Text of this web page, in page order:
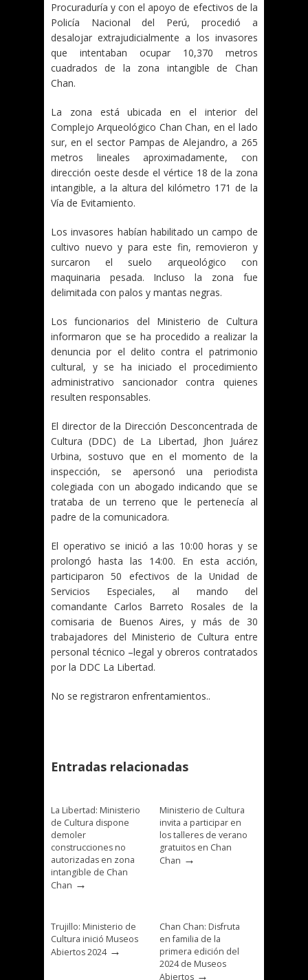
Procuraduría y con el apoyo de efectivos de la
Policía Nacional del Perú, procedió a
desalojar extrajudicialmente a los invasores
que intentaban ocupar 10,370 metros
cuadrados de la zona intangible de Chan
Chan.
La zona está ubicada en el interior del
Complejo Arqueológico Chan Chan, en el lado
sur, en el sector Pampas de Alejandro, a 265
metros lineales aproximadamente, con
dirección oeste desde el vértice 18 de la zona
intangible, a la altura del kilómetro 171 de la
Vía de Evitamiento.
Los invasores habían habilitado un campo de
cultivo nuevo y para este fin, removieron y
surcaron el suelo arqueológico con
maquinaria pesada. Incluso la zona fue
delimitada con palos y mantas negras.
Los funcionarios del Ministerio de Cultura
informaron que se ha procedido a realizar la
denuncia por el delito contra el patrimonio
cultural, y se ha iniciado el procedimiento
administrativo sancionador contra quienes
resulten responsables.
El director de la Dirección Desconcentrada de
Cultura (DDC) de La Libertad, Jhon Juárez
Urbina, sostuvo que en el momento de la
inspección, se apersonó una periodista
colegiada con un abogado indicando que se
trataba de un terreno que le pertenecía al
padre de la comunicadora.
El operativo se inició a las 10:00 horas y se
prolongó hasta las 14:00. En esta acción,
participaron 50 efectivos de la Unidad de
Servicios Especiales, al mando del
comandante Carlos Barreto Rosales de la
comisaria de Buenos Aires, y más de 30
trabajadores del Ministerio de Cultura entre
personal técnico –legal y obreros contratados
por la DDC La Libertad.
No se registraron enfrentamientos..
Entradas relacionadas
La Libertad: Ministerio
de Cultura dispone
demoler
construcciones no
autorizadas en zona
intangible de Chan
Chan →
Ministerio de Cultura
invita a participar en
los talleres de verano
gratuitos en Chan
Chan →
Trujillo: Ministerio de
Cultura inició Museos
Abiertos 2024→
Chan Chan: Disfruta
en familia de la
primera edición del
2024 de Museos
Abiertos →